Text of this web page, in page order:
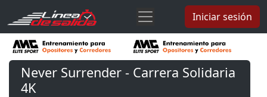
Iniciar sesión
Never Surrender - Carrera Solidaria
4K